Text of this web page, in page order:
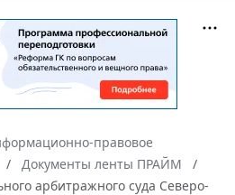
правовое
Документы ленты ПРАЙМ
арбитражного суда Северо-